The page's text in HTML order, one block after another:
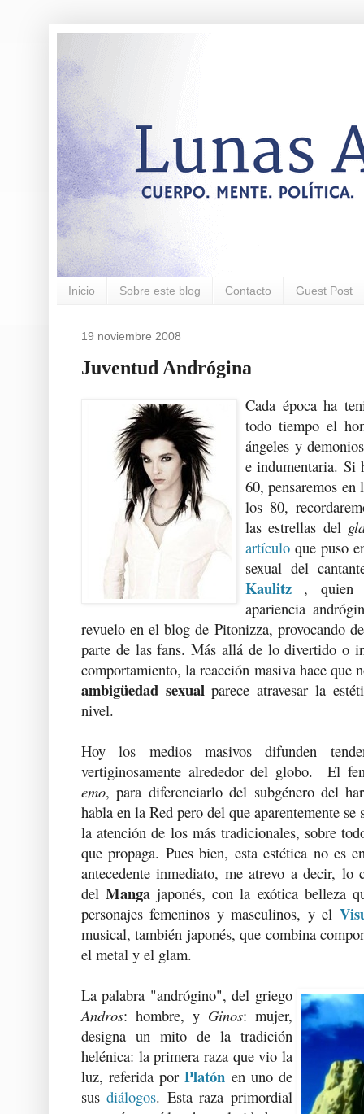
Inicio Sobre este blog Contacto Guest Post
19 noviembre 2008
Juventud Andrógina
Cada época ha
todo tiempo el
ángeles y
e indumentaria. Si
60, pensaremos
los 80,
las estrellas del
artículo que puso
sexual del
Kaulitz
, quien
apariencia
revuelo en el blog de Pitonizza, provocando
parte de las fans. Más allá de lo divertido o
comportamiento, la reacción masiva hace que
ambigüedad sexual parece atravesar la
nivel.
Hoy los medios masivos difunden
vertiginosamente alrededor del globo. El
emo, para diferenciarlo del subgénero del
habla en la Red pero del que aparentemente se
la atención de los más tradicionales, sobre
que propaga. Pues bien, esta estética no es
antecedente inmediato, me atrevo a decir, lo
delManga japonés, con la exótica belleza
personajes femeninos y masculinos, y el
musical, también japonés, que combina
el metal y el glam.
La palabra "andrógino", del griego
Andros: hombre, y Ginos: mujer,
designa un mito de la tradición
helénica: la primera raza que vio la
luz, referida porPlatón en uno de
susdiálogos. Esta raza primordial